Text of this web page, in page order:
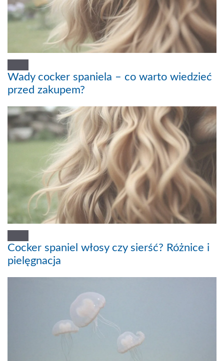
Wady cocker spaniela – co warto wiedzieć
przed zakupem?
Cocker spaniel włosy czy sierść? Różnice i
pielęgnacja